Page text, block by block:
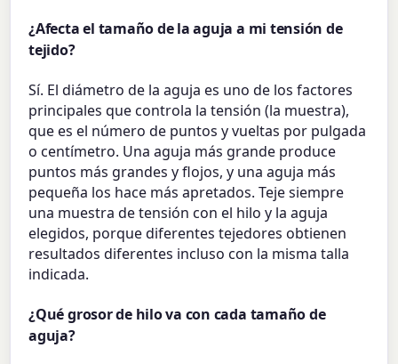
¿Afecta el tamaño de la aguja a mi tensión de
tejido?
Sí. El diámetro de la aguja es uno de los factores
principales que controla la tensión (la muestra),
que es el número de puntos y vueltas por pulgada
o centímetro. Una aguja más grande produce
puntos más grandes y flojos, y una aguja más
pequeña los hace más apretados. Teje siempre
una muestra de tensión con el hilo y la aguja
elegidos, porque diferentes tejedores obtienen
resultados diferentes incluso con la misma talla
indicada.
¿Qué grosor de hilo va con cada tamaño de
aguja?